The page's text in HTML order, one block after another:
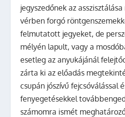
jegyszedőnek az
vérben forgó
felmutatott jegyeket, de
mélyén lapult, vagy a
esetleg az anyukájánál
zárta ki az előadás
csupán jószívű fejcsóválással
fenyegetésekkel
számomra ismét